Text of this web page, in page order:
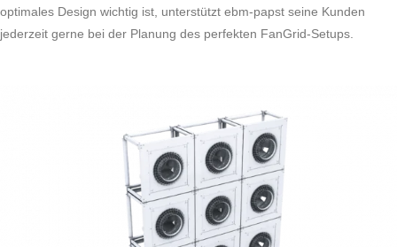
optimales Design wichtig ist, unterstützt ebm-papst seine Kunden
jederzeit gerne bei der Planung des perfekten FanGrid-Setups.